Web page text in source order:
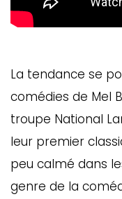
La tendance se
comédies de Mel
troupe National
leur premier
peu calmé dans
genre de la